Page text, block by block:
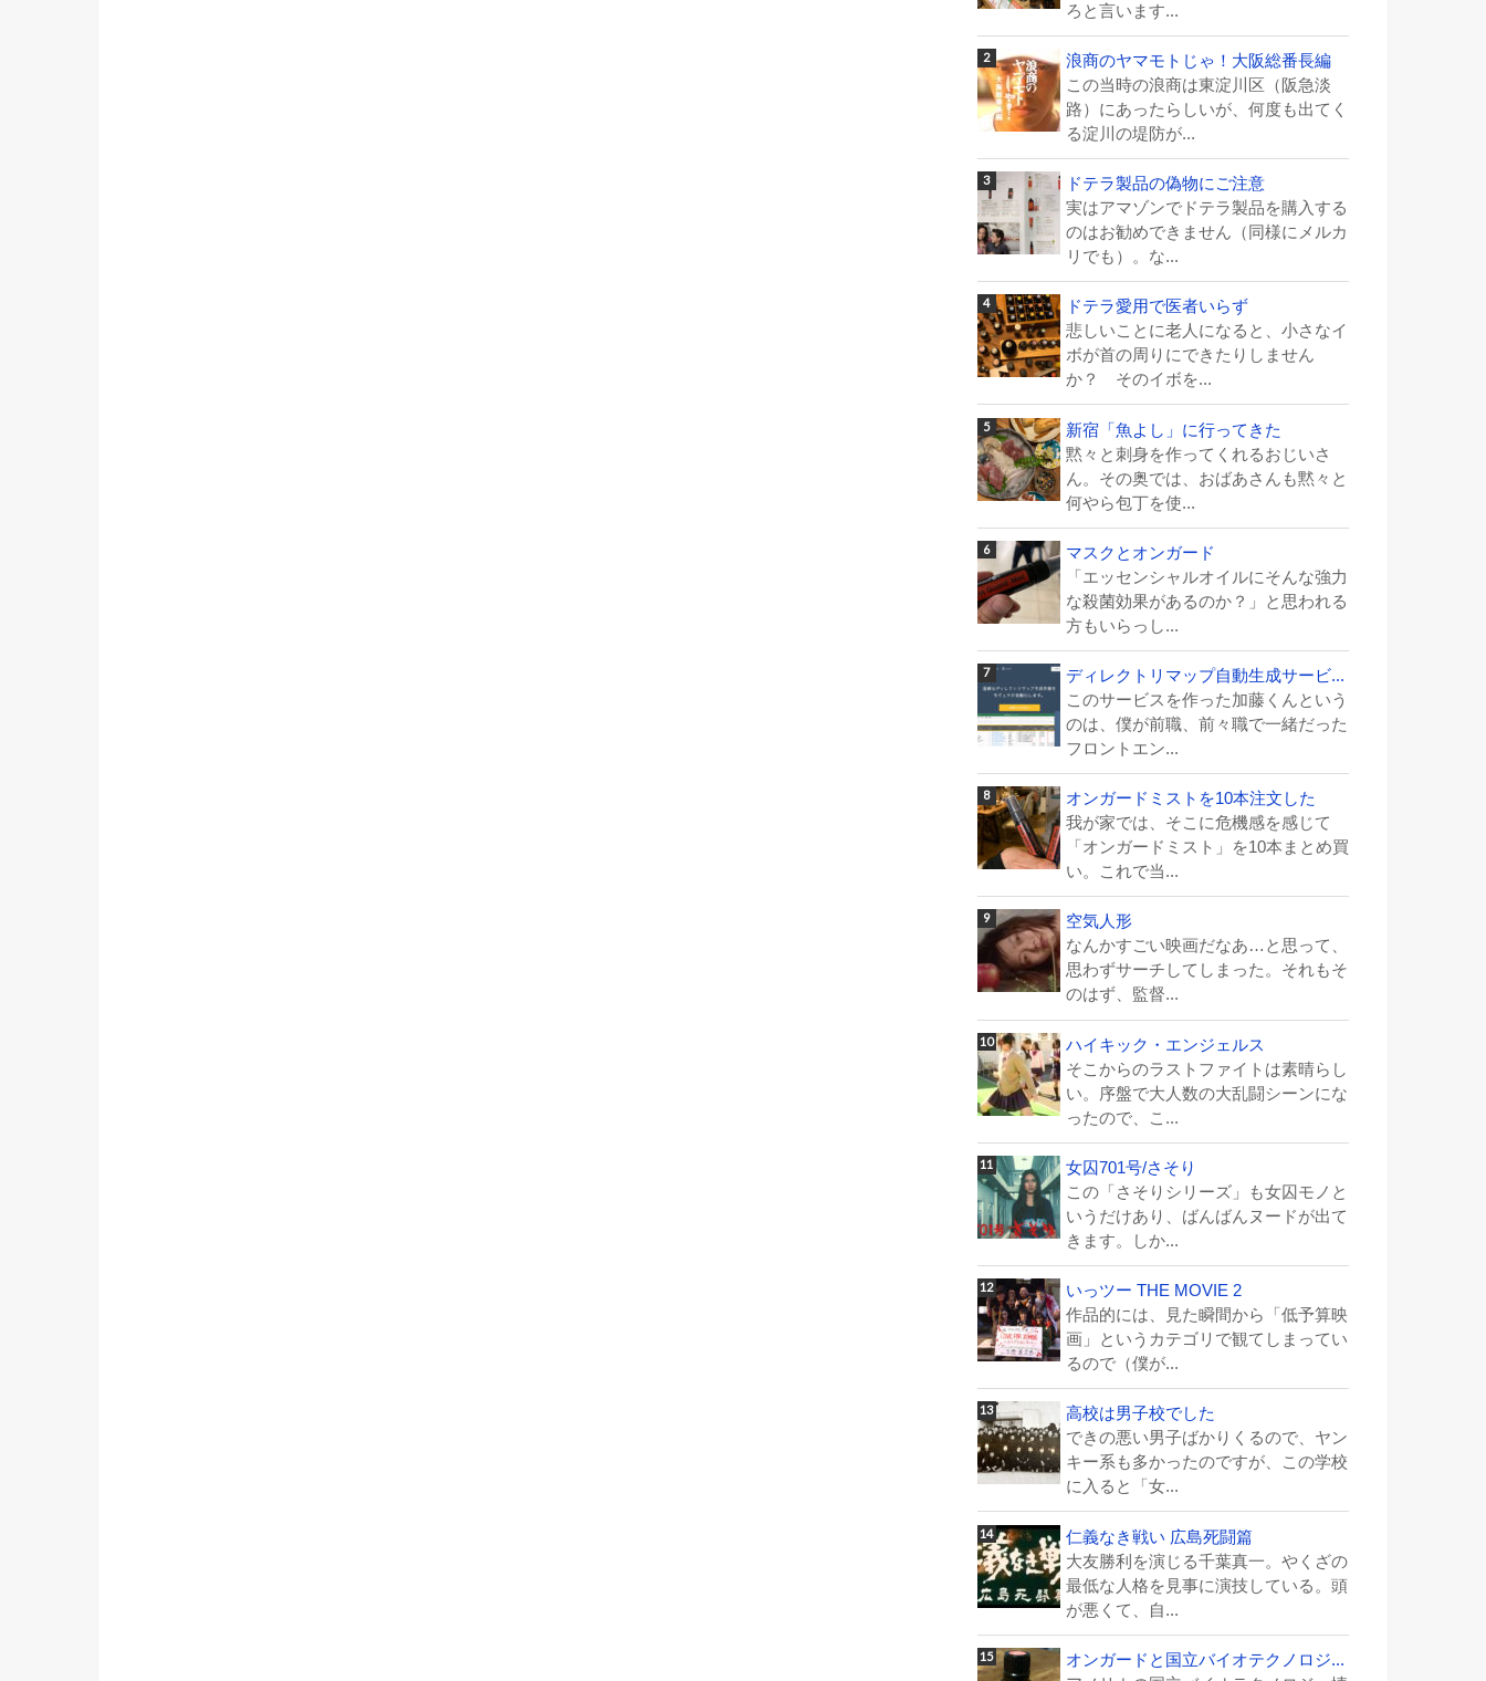
ろと言います...
浪商のヤマモトじゃ！大阪総番長編
この当時の浪商は東淀川区（阪急淡
路）にあったらしいが、何度も出てく
る淀川の堤防が...
ドテラ製品の偽物にご注意
実はアマゾンでドテラ製品を購入する
のはお勧めできません（同様にメルカ
リでも）。な...
ドテラ愛用で医者いらず
悲しいことに老人になると、小さなイ
ボが首の周りにできたりしません
か？ そのイボを...
新宿「魚よし」に行ってきた
黙々と刺身を作ってくれるおじいさ
ん。その奥では、おばあさんも黙々と
何やら包丁を使...
マスクとオンガード
「エッセンシャルオイルにそんな強力
な殺菌効果があるのか？」と思われる
方もいらっし...
ディレクトリマップ自動生成サービ...
このサービスを作った加藤くんという
のは、僕が前職、前々職で一緒だった
フロントエン...
オンガードミストを10本注文した
我が家では、そこに危機感を感じて
「オンガードミスト」を10本まとめ買
い。これで当...
空気人形
なんかすごい映画だなあ…と思って、
思わずサーチしてしまった。それもそ
のはず、監督...
ハイキック・エンジェルス
そこからのラストファイトは素晴らし
い。序盤で大人数の大乱闘シーンにな
ったので、こ...
女囚701号/さそり
この「さそりシリーズ」も女囚モノと
いうだけあり、ばんばんヌードが出て
きます。しか...
いっツー THE MOVIE 2
作品的には、見た瞬間から「低予算映
画」というカテゴリで観てしまってい
るので（僕が...
高校は男子校でした
できの悪い男子ばかりくるので、ヤン
キー系も多かったのですが、この学校
に入ると「女...
仁義なき戦い 広島死闘篇
大友勝利を演じる千葉真一。やくざの
最低な人格を見事に演技している。頭
が悪くて、自...
オンガードと国立バイオテクノロジ...